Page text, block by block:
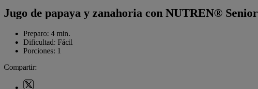
Jugo de papaya y zanahoria con NUTREN® Senior
Preparo: 4 min.
Dificultad: Fácil
Porciones: 1
Compartir: